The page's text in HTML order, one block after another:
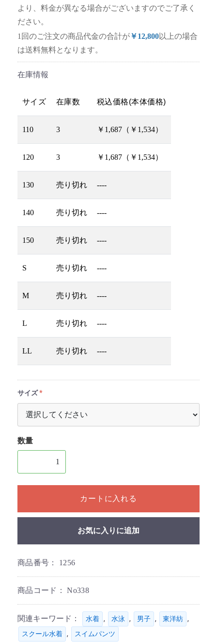
より、料金が異なる場合がございますのでご了承く
ださい。
1回のご注文の商品代金の合計が￥12,800以上の場合
は送料無料となります。
在庫情報
サイズ 在庫数 税込価格(本体価格)
110 3 ￥1,687（￥1,534）
120 3 ￥1,687（￥1,534）
130 売り切れ ----
140 売り切れ ----
150 売り切れ ----
S 売り切れ ----
M 売り切れ ----
L 売り切れ ----
LL 売り切れ ----
サイズ
数量
1個以上の数量を入力してください
カートに入れる
お気に入りに追加
商品番号： 1256
商品コード：No338
関連キーワード： 水着 , 水泳 , 男子 , 東洋紡 ,
スクール水着 , スイムパンツ